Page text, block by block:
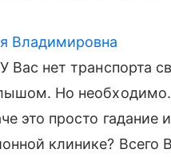
Владимировна
Вас нет транспорта
Но
это просто
клинике?